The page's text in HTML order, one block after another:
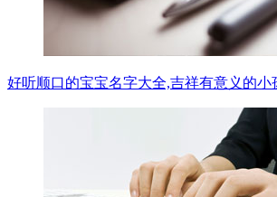
好听顺口的宝宝名字大全,吉祥有意义的小